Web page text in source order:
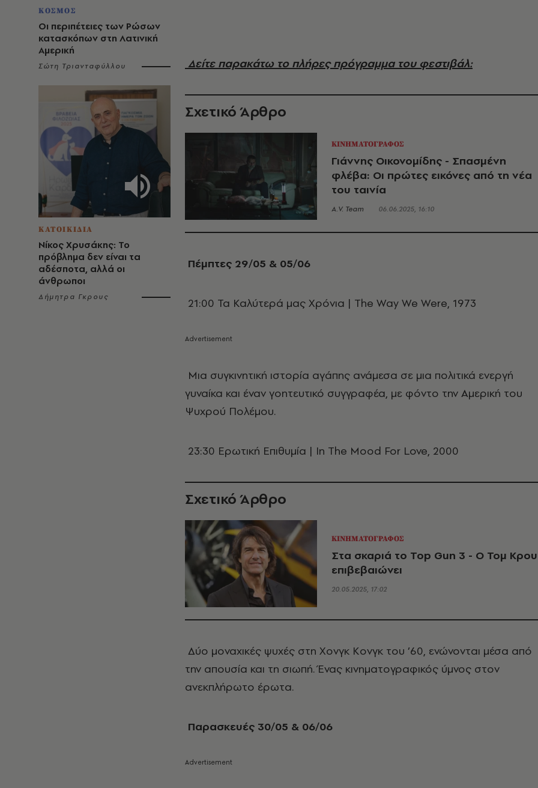
ΚΟΣΜΟΣ
Οι περιπέτειες των Ρώσων
κατασκόπων στη Λατινική
Αμερική
Σώτη Τριανταφύλλου
ΚΑΤΟΙΚΙΔΙΑ
Νίκος Χρυσάκης: Το
πρόβλημα δεν είναι τα
αδέσποτα, αλλά οι
άνθρωποι
Δήμητρα Γκρους
Δείτε παρακάτω το πλήρες πρόγραμμα του φεστιβάλ:
Σχετικό Άρθρο
ΚΙΝΗΜΑΤΟΓΡΑΦΟΣ
Γιάννης Οικονομίδης - Σπασμένη
φλέβα: Οι πρώτες εικόνες από τη νέα
του ταινία
A.V. Team 06.06.2025, 16:10
Πέμπτες 29/05 & 05/06
21:00 Τα Καλύτερά μας Χρόνια | The Way We Were, 1973
Μια συγκινητική ιστορία αγάπης ανάμεσα σε μια πολιτικά ενεργή
γυναίκα και έναν γοητευτικό συγγραφέα, με φόντο την Αμερική του
Ψυχρού Πολέμου.
23:30 Ερωτική Επιθυμία | In The Mood For Love, 2000
Σχετικό Άρθρο
ΚΙΝΗΜΑΤΟΓΡΑΦΟΣ
Στα σκαριά το Top Gun 3 - O Τομ
επιβεβαιώνει
20.05.2025, 17:02
Δύο μοναχικές ψυχές στη Χονγκ Κονγκ του ’60, ενώνονται μέσα από
την απουσία και τη σιωπή. Ένας κινηματογραφικός ύμνος στον
ανεκπλήρωτο έρωτα.
Παρασκευές 30/05 & 06/06